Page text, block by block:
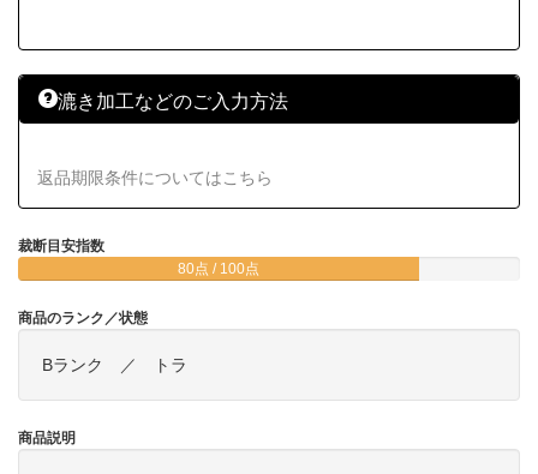
裁断目安指数
80点 / 100点
商品のランク／状態
Bランク ／ トラ
商品説明
漉き加工などのご入力方法
返品期限条件についてはこちら